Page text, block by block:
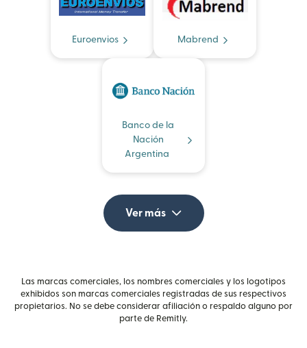
Euroenvios Mabrend
Banco de la
Nación
Argentina
Ver más
Las marcas comerciales, los nombres comerciales y los logotipos
exhibidos son marcas comerciales registradas de sus respectivos
propietarios. No se debe considerar afiliación o respaldo alguno por
parte de Remitly.